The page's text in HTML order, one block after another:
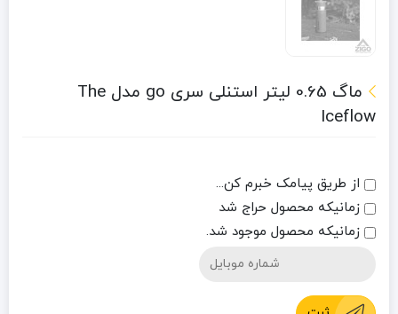
ماگ 0.65 لیتر استنلی سری go مدل The
Iceflow
از طریق پیامک خبرم کن...
زمانیکه محصول حراج شد
زمانیکه محصول موجود شد.